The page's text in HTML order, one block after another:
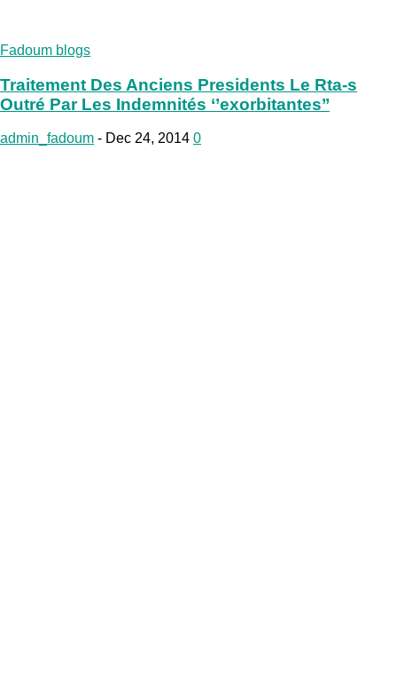
Fadoum blogs
Traitement Des Anciens Presidents Le Rta-s
Outré Par Les Indemnités ‘’exorbitantes’’
admin_fadoum - Dec 24, 2014 0